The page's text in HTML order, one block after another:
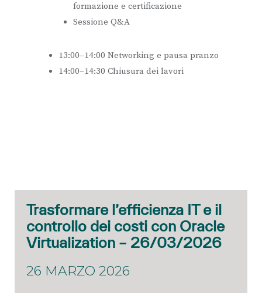
formazione e certificazione
Sessione Q&A
13:00–14:00 Networking e pausa pranzo
14:00–14:30 Chiusura dei lavori
Trasformare l’efficienza IT e il
controllo dei costi con Oracle
Virtualization – 26/03/2026
26 MARZO 2026